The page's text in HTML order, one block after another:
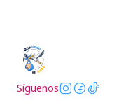
Síguenos